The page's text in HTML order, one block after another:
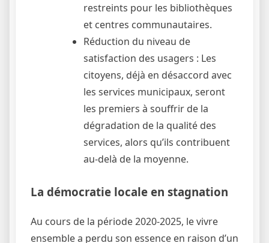
restreints pour les bibliothèques
et centres communautaires.
Réduction du niveau de
satisfaction des usagers : Les
citoyens, déjà en désaccord avec
les services municipaux, seront
les premiers à souffrir de la
dégradation de la qualité des
services, alors qu’ils contribuent
au-delà de la moyenne.
La démocratie locale en stagnation
Au cours de la période 2020-2025, le vivre
ensemble a perdu son essence en raison d’un